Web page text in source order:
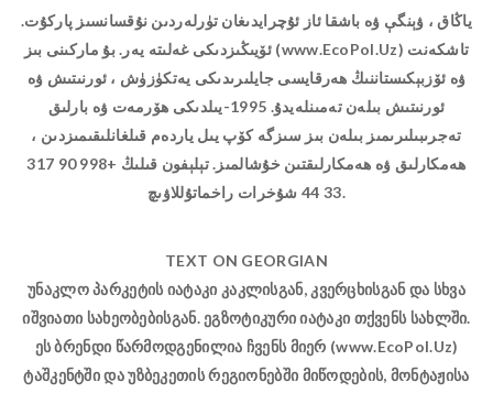
ياڭاق ، ۋېنگې ۋە باشقا ئاز ئۇچرايدىغان تۈرلەردىن نۇقسانسىز پاركۇت.
ئۆيىڭىزدىكى غەلىتە يەر. بۇ ماركىنى بىز (www.EcoPol.Uz) تاشكەنت
ۋە ئۆزبېكىستاننىڭ ھەرقايسى جايلىرىدىكى يەتكۈزۈش ، ئورنىتىش ۋە
ئورنىتىش بىلەن تەمىنلەيدۇ. 1995-يىلدىكى ھۆرمەت ۋە بارلىق
تەجرىبىلىرىمىز بىلەن بىز سىزگە كۆپ يىل ياردەم قىلغانلىقىمىزدىن ،
ھەمكارلىق ۋە ھەمكارلىقتىن خۇشالمىز. تېلېفون قىلىڭ +998 90 317
33 44 شۇخرات راخماتۇللاۋىچ.
TEXT ON GEORGIAN
უნაკლო პარკეტის იატაკი კაკლისგან, კვერცხისგან და სხვა
იშვიათი სახეობებისგან. ეგზოტიკური იატაკი თქვენს სახლში.
ეს ბრენდი წარმოდგენილია ჩვენს მიერ (www.EcoPol.Uz)
ტაშკენტში და უზბეკეთის რეგიონებში მიწოდების, მონტაჟისა